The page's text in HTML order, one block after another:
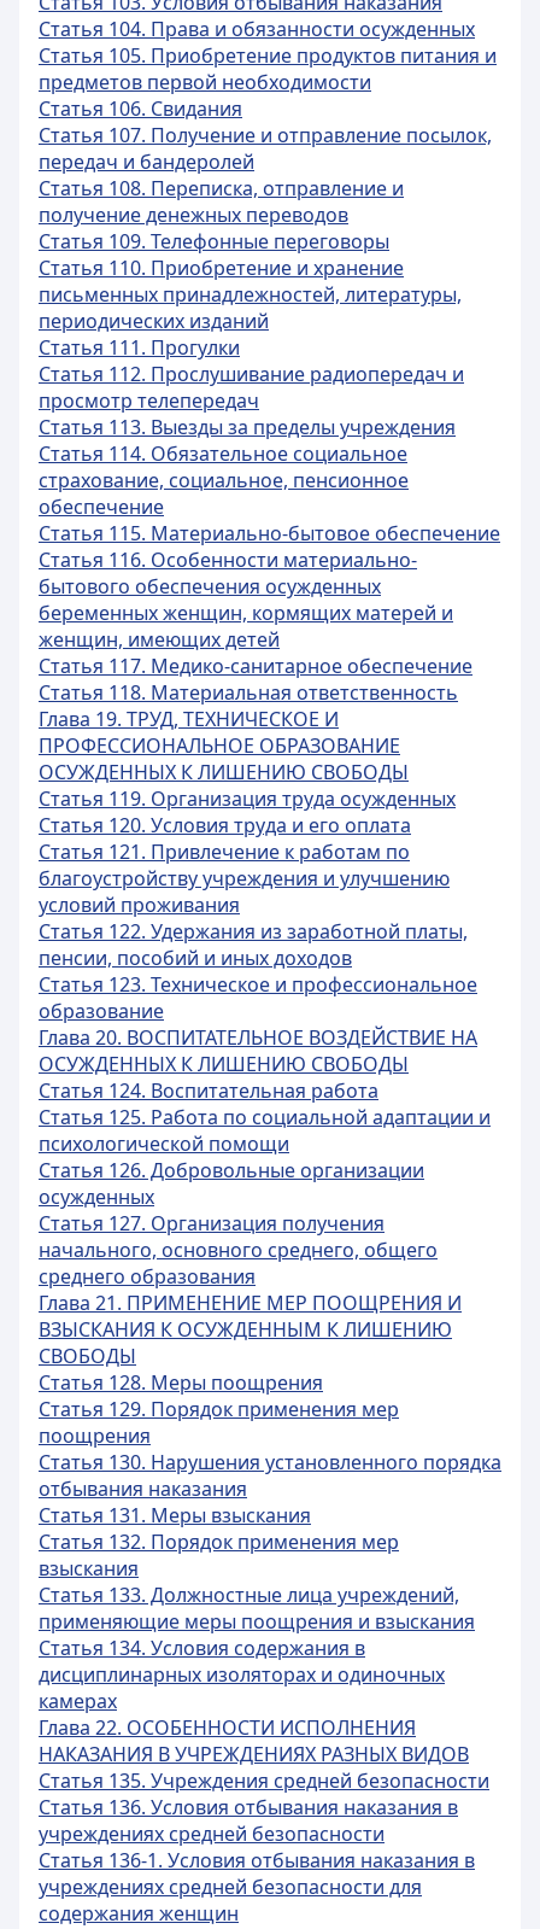
Статья 104. Права и обязанности осужденных
Статья 105. Приобретение продуктов питания и
предметов первой необходимости
Статья 106. Свидания
Статья 107. Получение и отправление посылок,
передач и бандеролей
Статья 108. Переписка, отправление и
получение денежных переводов
Статья 109. Телефонные переговоры
Статья 110. Приобретение и хранение
письменных принадлежностей, литературы,
периодических изданий
Статья 111. Прогулки
Статья 112. Прослушивание радиопередач и
просмотр телепередач
Статья 113. Выезды за пределы учреждения
Статья 114. Обязательное социальное
страхование, социальное, пенсионное
обеспечение
Статья 115. Материально-бытовое обеспечение
Статья 116. Особенности материально-
бытового обеспечения осужденных
беременных женщин, кормящих матерей и
женщин, имеющих детей
Статья 117. Медико-санитарное обеспечение
Статья 118. Материальная ответственность
Глава 19. ТРУД, ТЕХНИЧЕСКОЕ И
ПРОФЕССИОНАЛЬНОЕ ОБРАЗОВАНИЕ
ОСУЖДЕННЫХ К ЛИШЕНИЮ СВОБОДЫ
Статья 119. Организация труда осужденных
Статья 120. Условия труда и его оплата
Статья 121. Привлечение к работам по
благоустройству учреждения и улучшению
условий проживания
Статья 122. Удержания из заработной платы,
пенсии, пособий и иных доходов
Статья 123. Техническое и профессиональное
образование
Глава 20. ВОСПИТАТЕЛЬНОЕ ВОЗДЕЙСТВИЕ НА
ОСУЖДЕННЫХ К ЛИШЕНИЮ СВОБОДЫ
Статья 124. Воспитательная работа
Статья 125. Работа по социальной адаптации и
психологической помощи
Статья 126. Добровольные организации
осужденных
Статья 127. Организация получения
начального, основного среднего, общего
среднего образования
Глава 21. ПРИМЕНЕНИЕ МЕР ПООЩРЕНИЯ И
ВЗЫСКАНИЯ К ОСУЖДЕННЫМ К ЛИШЕНИЮ
СВОБОДЫ
Статья 128. Меры поощрения
Статья 129. Порядок применения мер
поощрения
Статья 130. Нарушения установленного порядка
отбывания наказания
Статья 131. Меры взыскания
Статья 132. Порядок применения мер
взыскания
Статья 133. Должностные лица учреждений,
применяющие меры поощрения и взыскания
Статья 134. Условия содержания в
дисциплинарных изоляторах и одиночных
камерах
Глава 22. ОСОБЕННОСТИ ИСПОЛНЕНИЯ
НАКАЗАНИЯ В УЧРЕЖДЕНИЯХ РАЗНЫХ ВИДОВ
Статья 135. Учреждения средней безопасности
Статья 136. Условия отбывания наказания в
учреждениях средней безопасности
Статья 136-1. Условия отбывания наказания в
учреждениях средней безопасности для
содержания женщин